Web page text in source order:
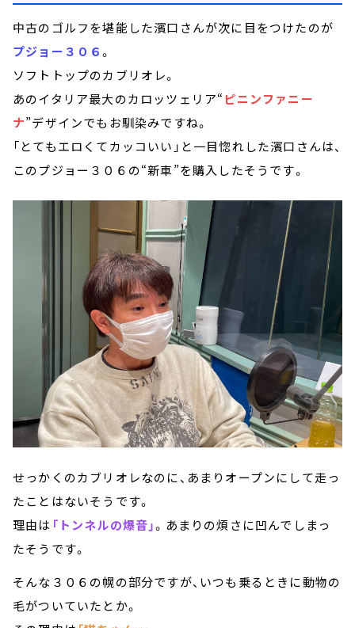
中古のゴルフを堪能した濱口さんが次に目をつけたのが
プジョー３０６。
ソフトトップのカブリオレ。
あのイタリア最大のカロッツェリア“ピニンファニー
ナ”デザインでもお馴染みですね。
「とてもエロくてカッコいい」と一目惚れした濱口さんは、
このプジョー３０６の“新車”を購入したそうです。
せっかくのカブリオレなのに、あまりオープンにして走っ
たことはないそうです。
理由は 「トンネルの爆音」。あまりの煩さに凹んでしまっ
たそうです。
そんな３０６の幌の部分ですが、いつも乗るときに動物の
毛がついていたとか。